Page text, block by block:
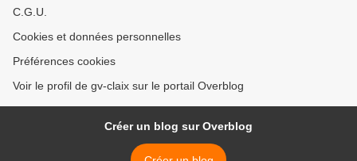
C.G.U.
Cookies et données personnelles
Préférences cookies
Voir le profil de gv-claix sur le portail Overblog
Créer un blog sur Overblog